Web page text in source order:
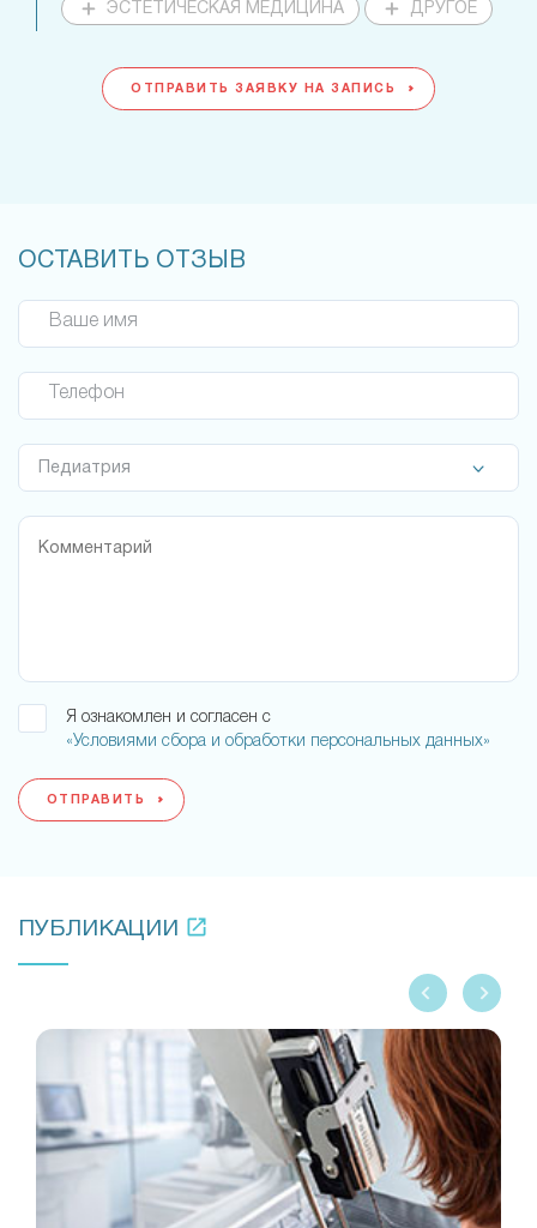
ЭСТЕТИЧЕСКАЯ МЕДИЦИНА ДРУГОЕ
ОТПРАВИТЬ ЗАЯВКУ НА ЗАПИСЬ
ОСТАВИТЬ ОТЗЫВ
Ваше имя
Телефон
Я ознакомлен и согласен с
«Условиями сбора и обработки персональных данных»
ОТПРАВИТЬ
ПУБЛИКАЦИИ